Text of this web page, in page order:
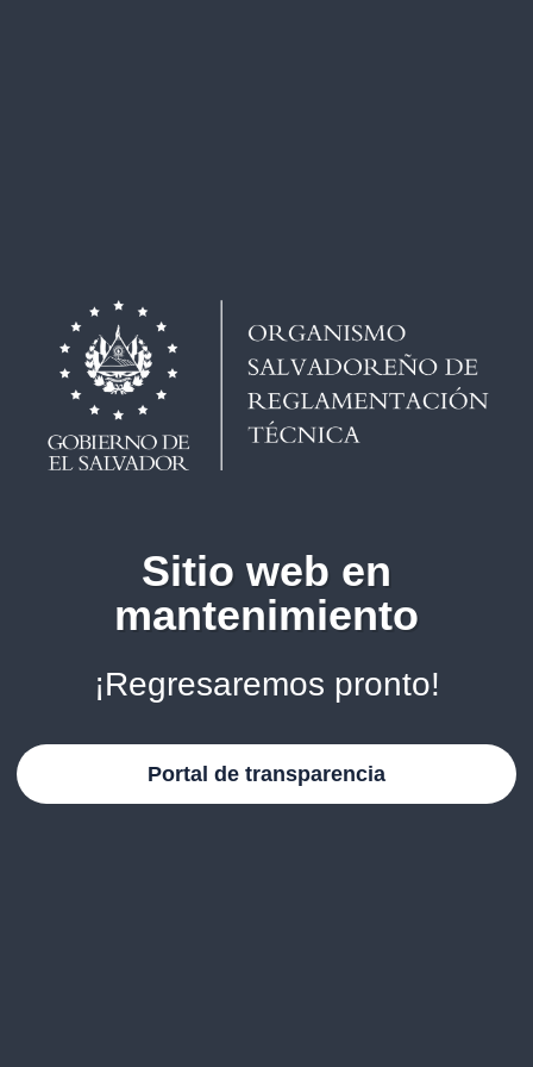
Sitio web en
mantenimiento
¡Regresaremos pronto!
Portal de transparencia